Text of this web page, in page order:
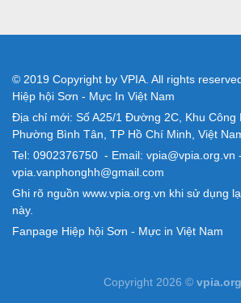
© 2019 Copyright by VPIA. All rights
Hiệp hội Sơn - Mực In Việt Nam
Địa chỉ mới: Số A25/1 Đường 2C, Khu Công
Phường Bình Tân, TP Hồ Chí Minh, Việt
Tel: 0902376750 - Email: vpia@vpia.org.vn -
vpia.vanphonghh@gmail.com
Ghi rõ nguồn www.vpia.org.vn khi sử dụng
này.
Fanpage Hiệp hội Sơn - Mực in Việt Nam
Copyright 2026 ©